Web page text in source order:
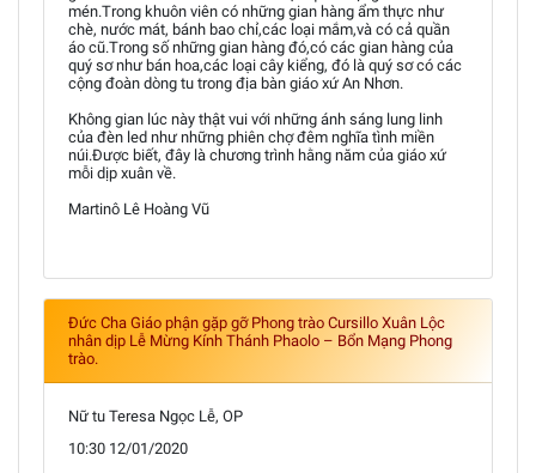
mén.Trong khuôn viên có những gian hàng ẩm thực như
chè, nước mát, bánh bao chỉ,các loại mắm,và có cả quần
áo cũ.Trong số những gian hàng đó,có các gian hàng của
quý sơ như bán hoa,các loại cây kiểng, đó là quý sơ có các
cộng đoàn dòng tu trong địa bàn giáo xứ An Nhơn.
Không gian lúc này thật vui với những ánh sáng lung linh
của đèn led như những phiên chợ đêm nghĩa tình miền
núi.Được biết, đây là chương trình hằng năm của giáo xứ
mỗi dịp xuân về.
Martinô Lê Hoàng Vũ
Đức Cha Giáo phận gặp gỡ Phong trào Cursillo Xuân Lộc
nhân dịp Lễ Mừng Kính Thánh Phaolo – Bổn Mạng Phong
trào.
Nữ tu Teresa Ngọc Lễ, OP
10:30 12/01/2020